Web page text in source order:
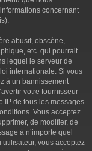
concernant
abusif, obscène,
etc. qui pourrait
lequel le serveur de
internationale. Si vous
à un bannissement
votre fournisseur
IP de tous les messages
Vous acceptez
de modifier, de
à n’importe quel
vous acceptez